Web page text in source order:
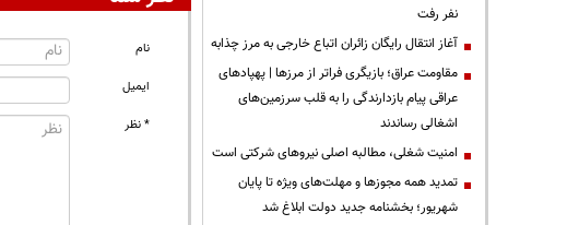
نام
ایمیل
* نظر
نفر رفت
آغاز انتقال رایگان زائران اتباع خارجی به مرز چذابه
مقاومت عراق؛ بازیگری فراتر از مرزها | پهپادهای
عراقی پیام بازدارندگی را به قلب سرزمین‌های
اشغالی رساندند
‌امنیت شغلی، مطالبه اصلی نیروهای شرکتی است
تمدید همه مجوزها و مهلت‌های ویژه تا پایان
شهریور؛ بخشنامه جدید دولت ابلاغ شد